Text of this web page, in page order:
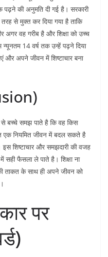
की अनुमति दी गई है। सरकारी
से मुक्त कर दिया गया है ताकि
वह गरीब है और शिक्षा को उच्च
14 वर्ष तक उन्हें पढ़ने दिया
और अपने जीवन में शिष्टाचार बना
बच्चे समझ पाते है कि वह किस
एक नियमित जीवन में बदल सकते है
शिष्टाचार और समझदारी की वजह
सही फैसला ले पाते है। शिक्षा ना
ताकत के साथ ही अपने जीवन को
पर